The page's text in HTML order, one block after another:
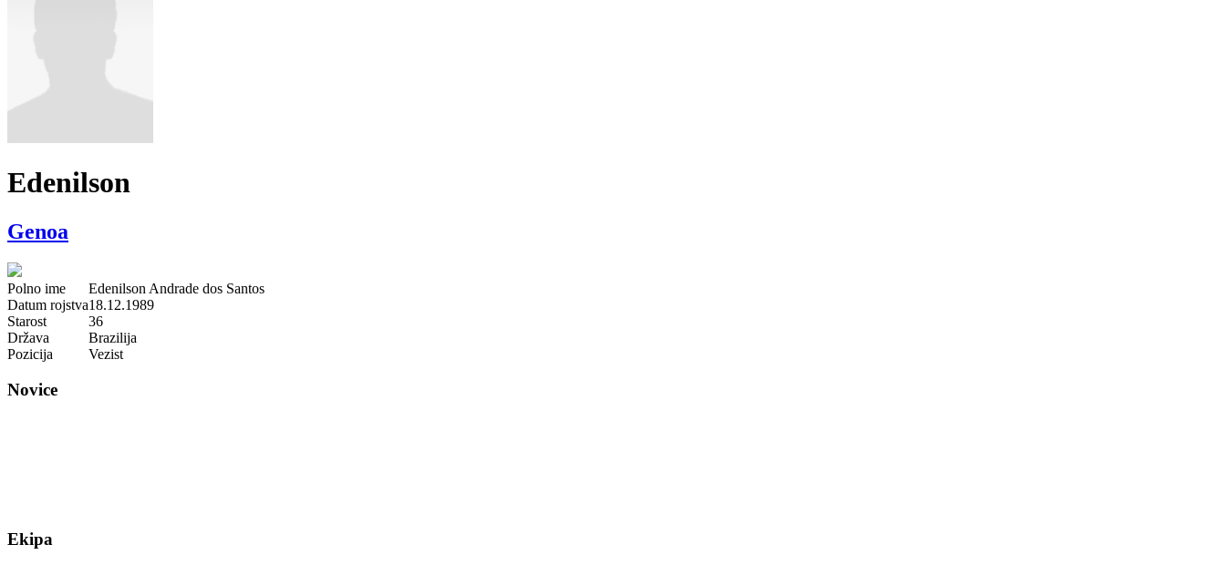
Edenilson
Genoa
Polno ime
Edenilson Andrade dos Santos
Datum rojstva18.12.1989
Starost
36
Država
Brazilija
Pozicija
Vezist
Novice
Ekipa